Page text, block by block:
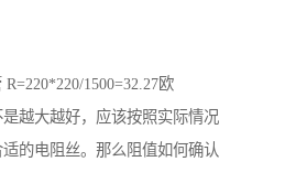
1500=32.27欧
越大越好，应该按照实际情况
的电阻丝。那么阻值如何确认